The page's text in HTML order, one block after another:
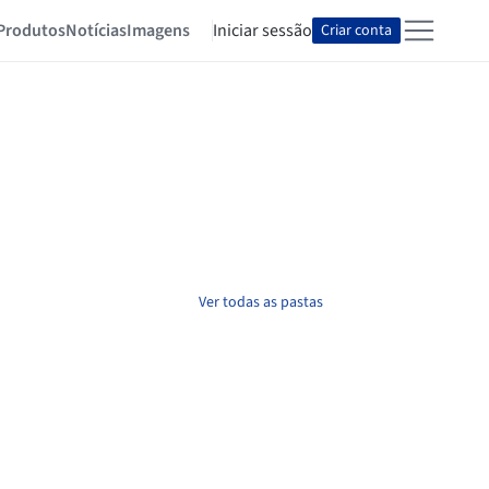
NotíciasImagens Iniciar sessão Criar conta
Ver todas as pastas